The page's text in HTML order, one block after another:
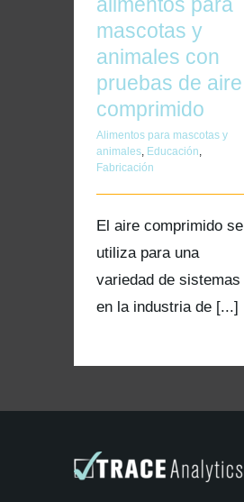
alimentos para
mascotas y
animales con
pruebas de aire
comprimido
Alimentos para mascotas y
animales, Educación,
Fabricación
El aire comprimido se
utiliza para una
variedad de sistemas
en la industria de [...]